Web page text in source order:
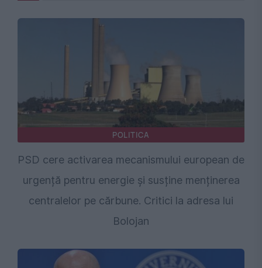
POLITICA
PSD cere activarea mecanismului european de
urgență pentru energie și susține menținerea
centralelor pe cărbune. Critici la adresa lui
Bolojan